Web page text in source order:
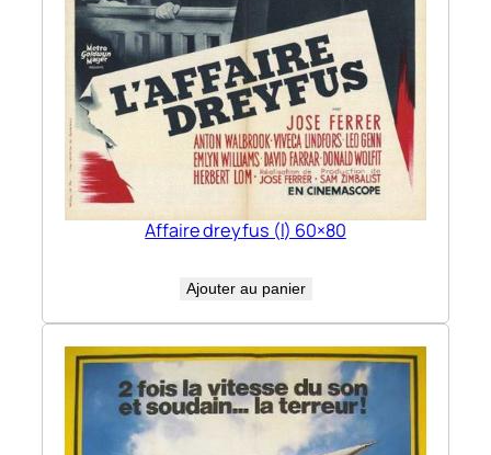
Affaire dreyfus (l) 60×80
Ajouter au panier